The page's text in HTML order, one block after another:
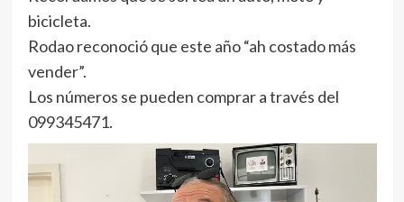
bicicleta.
Rodao reconoció que este año “ah costado más
vender”.
Los números se pueden comprar a través del
099345471.